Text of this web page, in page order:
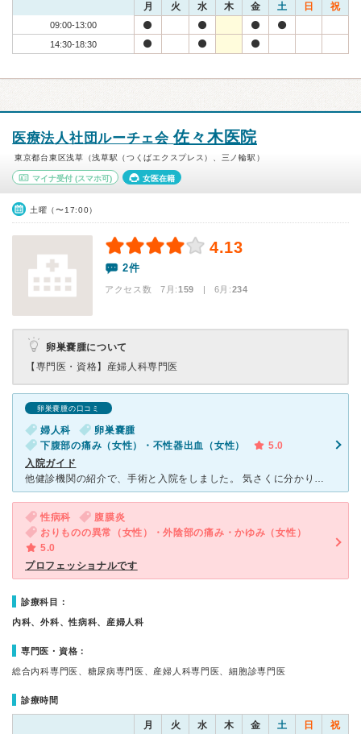
月 火 水 木 金 土 日 祝
09:00-13:00
14:30-18:30
医療法人社団ルーチェ会佐々木医院
東京都台東区浅草（浅草駅（つくばエクスプレス）、三ノ輪駅）
マイナ受付 (スマホ可) 女医在籍
土曜（〜17:00）
4.13
2件
アクセス数 7月:159 | 6月:234
卵巣嚢腫について
【専門医・資格】 産婦人科専門医
卵巣嚢腫の口コミ
婦人科
卵巣嚢腫
下腹部の痛み（女性）・不性器出血（女性）
5.0
入院ガイド
他健診機関の紹介で、手術と入院をしました。 気さくに分かりやすく説明してくださって、しっかり治してくださる先生です。 評判が良いので、常にかなり混んでいます。時間に余裕をもって受診するのをおすすめ
性病科
腹膜炎
おりものの異常（女性）・外陰部の痛み・かゆみ（女性）
5.0
プロフェッショナルです
診療科目：
内科、外科、性病科、産婦人科
専門医・資格：
総合内科専門医、糖尿病専門医、産婦人科専門医、細胞診専門医
診療時間
月 火 水 木 金 土 日 祝